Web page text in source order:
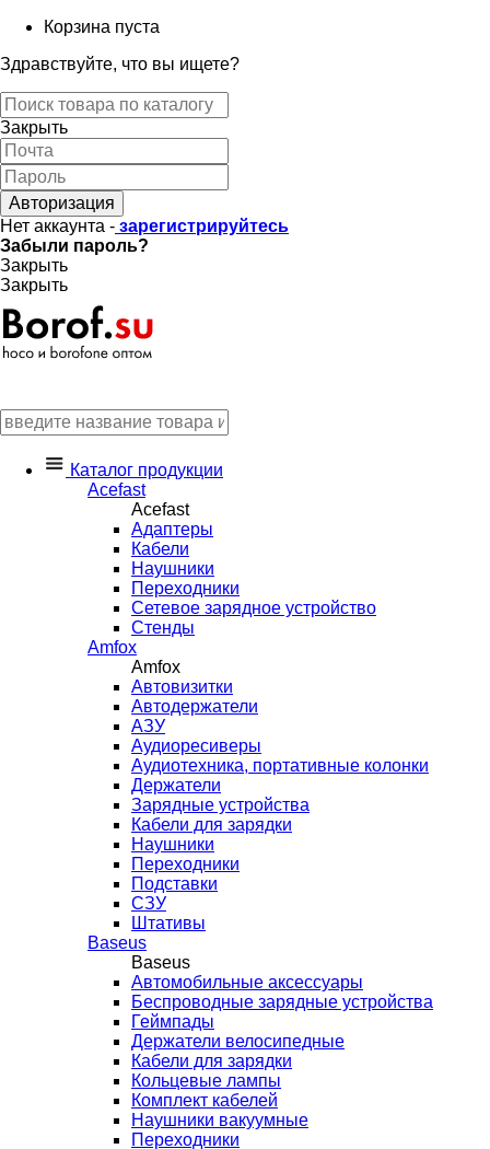
Корзина пуста
Здравствуйте, что вы ищете?
Закрыть
Авторизация
Нет аккаунта - зарегистрируйтесь
Забыли пароль?
Закрыть
Закрыть
Каталог продукции
Acefast
Acefast
Адаптеры
Кабели
Наушники
Переходники
Сетевое зарядное устройство
Стенды
Amfox
Amfox
Автовизитки
Автодержатели
АЗУ
Аудиоресиверы
Аудиотехника, портативные колонки
Держатели
Зарядные устройства
Кабели для зарядки
Наушники
Переходники
Подставки
СЗУ
Штативы
Baseus
Baseus
Автомобильные аксессуары
Беспроводные зарядные устройства
Геймпады
Держатели велосипедные
Кабели для зарядки
Кольцевые лампы
Комплект кабелей
Наушники вакуумные
Переходники